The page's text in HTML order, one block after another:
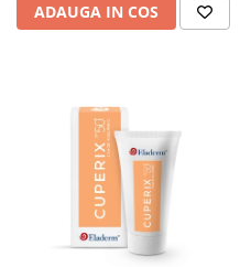
ADAUGA IN COS